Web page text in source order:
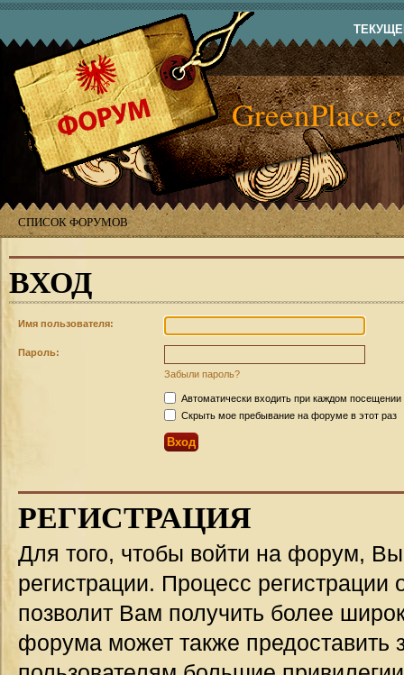
СПИСОК ФОРУМОВ
ВХОД
Имя пользователя:
Пароль:
Забыли пароль?
Автоматически входить при каждом посещении
Скрыть мое пребывание на форуме в этот раз
РЕГИСТРАЦИЯ
Для того, чтобы войти на форум,
регистрации. Процесс регистрации
позволит Вам получить более
форума может также предоставить